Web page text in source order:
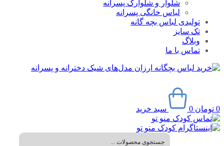
شلوار و شلوارک پسرانه
لباس خانگی پسرانه
تولیدی لباس بچه گانه
تک سایز
وبلاگ
تماس با ما
0 تومان 0 سبد خرید